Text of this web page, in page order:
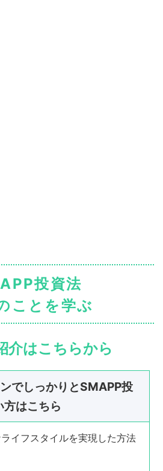
投資法
ことを学ぶ
介はこちらから
でしっかりとSMAPP投
方はこちら
イフスタイルを実現した方法